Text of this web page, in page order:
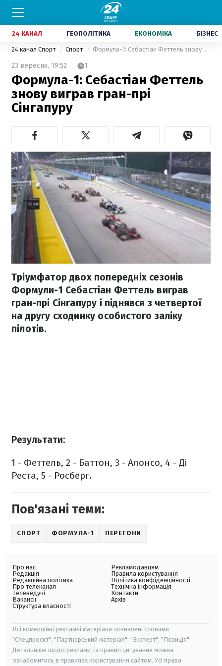
24 КАНАЛ ГЕОПОЛІТИКА ЕКОНОМІКА БІЗНЕС
24 канал Спорт Спорт Формула-1: Себастіан Феттель знову виграв гран-прі Сінгапуру
23 вересня, 19:52 1
Формула-1: Себастіан Феттель
знову виграв гран-прі
Сінгапуру
Тріумфатор двох попередніх сезонів
Формули-1 Себастіан Феттель виграв
гран-прі Сінгапуру і піднявся з четвертої
на другу сходинку особистого заліку
пілотів.
Результати:
1 - Феттель, 2 - Баттон, 3 - Алонсо, 4 - Ді
Реста, 5 - Росберг.
Пов'язані теми:
СПОРТ ФОРМУЛА-1 ПЕРЕГОНИ
Про нас
Редакція
Редакційна політика
Про телеканал
Телеведучі
Вакансії
Структура власності
Рекламодавцям
Правила користування
Політика конфіденційності
Технічна інформація
Контакти
Архів
Всі комерційні рекламні матеріали позначені словами
"Спецпроєкт", "Партнерський матеріал", "Експерт", "Позиція".
Детальніше щодо реклами та правил цитування можна
ознайомитись в правилах користування сайтом. Усі права